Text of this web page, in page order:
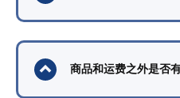
商品和运费之外是否